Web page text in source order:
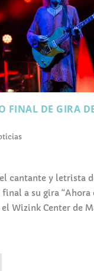
FINAL DE GIRA
cantante y letrista
a su gira “Ahora
Wizink Center de